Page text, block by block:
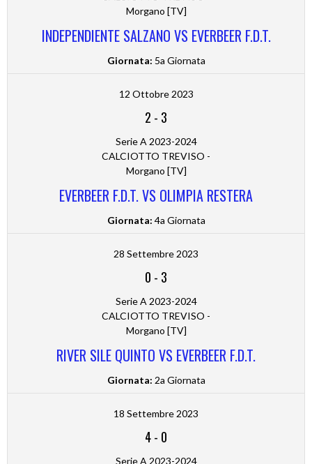
Morgano [TV]
INDEPENDIENTE SALZANO VS EVERBEER F.D.T.
Giornata: 5a Giornata
12 Ottobre 2023
2 - 3
Serie A 2023-2024
CALCIOTTO TREVISO -
Morgano [TV]
EVERBEER F.D.T. VS OLIMPIA RESTERA
Giornata: 4a Giornata
28 Settembre 2023
0 - 3
Serie A 2023-2024
CALCIOTTO TREVISO -
Morgano [TV]
RIVER SILE QUINTO VS EVERBEER F.D.T.
Giornata: 2a Giornata
18 Settembre 2023
4- 0
Serie A 2023-2024